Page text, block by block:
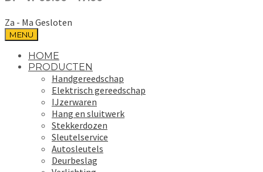
Za - Ma Gesloten
MENU
HOME
PRODUCTEN
Handgereedschap
Elektrisch gereedschap
IJzerwaren
Hang en sluitwerk
Stekkerdozen
Sleutelservice
Autosleutels
Deurbeslag